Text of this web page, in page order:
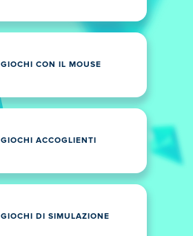
GIOCHI CON IL MOUSE
GIOCHI ACCOGLIENTI
GIOCHI DI SIMULAZIONE